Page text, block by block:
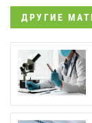
ДРУГИЕ